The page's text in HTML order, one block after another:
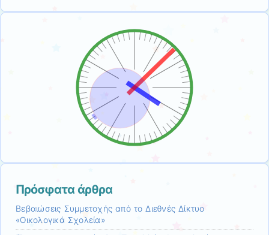
Πρόσφατα άρθρα
Βεβαιώσεις Συμμετοχής από το Διεθνές Δίκτυο
«Οικολογικά Σχολεία»